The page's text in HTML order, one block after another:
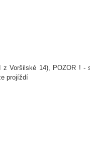
z Voršilské 14), POZOR ! -
projíždí